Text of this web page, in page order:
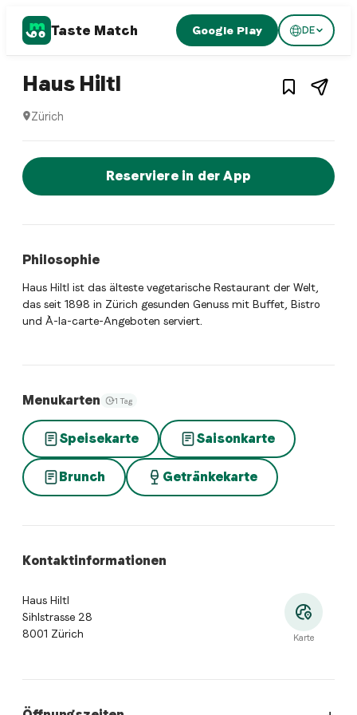
Taste Match Google Play DE
Fusion restaurant 1 5
Haus Hiltl Zürich
Zürich
Jetzt sofort einen Tisch
Reserviere in der App
Philosophie
Haus Hiltl ist das älteste vegetarische Restaurant der Welt,
das seit 1898 in Zürich gesunden Genuss mit Buffet, Bistro
und À-la-carte-Angeboten serviert.
Menukarten 1 Tag
Speisekarte Saisonkarte
Brunch Getränkekarte
Kontaktinformationen
Haus Hiltl
Sihlstrasse 28
8001 Zürich
Karte